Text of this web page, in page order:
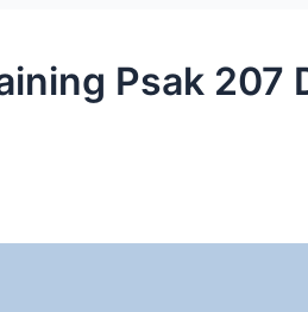
Psak 207